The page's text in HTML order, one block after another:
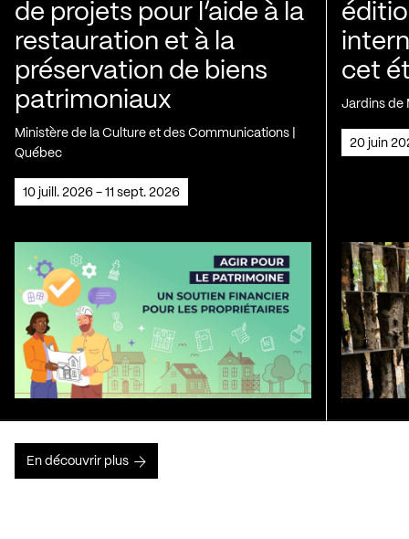
de projets pour l’aide à la
restauration et à la
préservation de biens
patrimoniaux
Ministère de la Culture et des Communications |
Québec
10 juill. 2026 - 11 sept. 2026
cet
Jardins de
20 juin
En découvrir plus